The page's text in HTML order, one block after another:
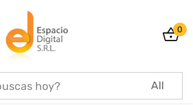
0
Sign in